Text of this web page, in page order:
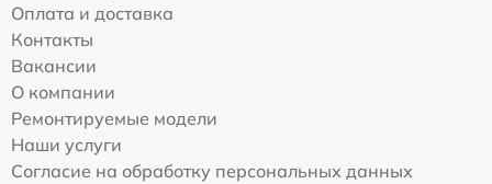
Оплата и доставка
Контакты
Вакансии
О компании
Ремонтируемые модели
Наши услуги
Согласие на обработку персональных данных